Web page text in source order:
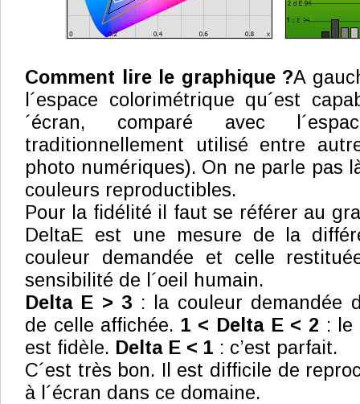
Comment lire le graphique ?A
l´espace colorimétrique qu´est
´écran, comparé avec
traditionnellement utilisé entre
photo numériques). On ne parle pas
couleurs reproductibles.
Pour la fidélité il faut se référer au
DeltaE est une mesure de la
couleur demandée et celle
sensibilité de l´oeil humain.
Delta E > 3 : la couleur demandée
de celle affichée. 1 < Delta E < 2 : le
est fidèle. Delta E < 1 : c’est parfait.
C´est très bon. Il est difficile de
à l´écran dans ce domaine.